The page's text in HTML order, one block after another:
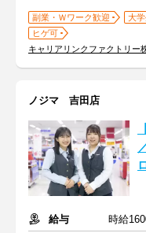
副業・Ｗワーク歓迎 大
ヒゲ可
キャリアリンクファクトリー
ノジマ 吉田店
給与
時給